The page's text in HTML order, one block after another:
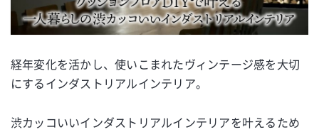
経年変化を活かし、使いこまれたヴィンテージ感を大切
にするインダストリアルインテリア。
渋カッコいいインダストリアルインテリアを叶えるため